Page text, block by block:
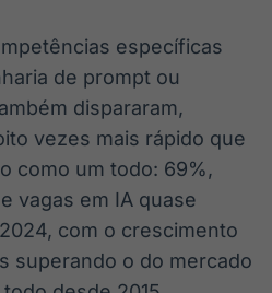
específicas
de prompt ou
dispararam,
vezes mais rápido que
como um todo: 69%,
vagas em IA quase
com o crescimento
superando o do mercado